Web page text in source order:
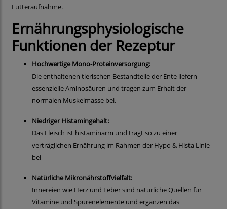
Futteraufnahme.
Ernährungsphysiologische
Funktionen der Rezeptur
Hochwertige Mono-Proteinversorgung:
Die enthaltenen tierischen Bestandteile der Ente liefern
essenzielle Aminosäuren und tragen zum Erhalt der
normalen Muskelmasse bei.
Niedriger Histamingehalt:
Das Fleisch ist histaminarm und trägt so zu einer
verträglichen Ernährung im Rahmen der Hypo & Hista Linie
bei
Natürliche Mikronährstoffvielfalt:
Innereien wie Herz und Leber sind natürliche Quellen für
Vitamine und Spurenelemente und ergänzen das